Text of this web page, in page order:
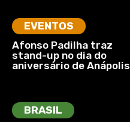
EVENTOS
Afonso Padilha traz
stand-up no dia do
aniversário de Anápolis
BRASIL